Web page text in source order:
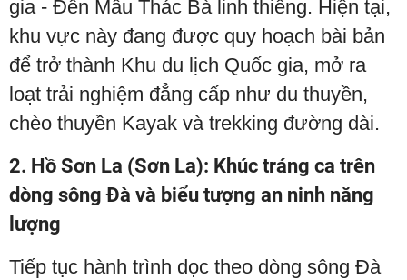
gia - Đền Mẫu Thác Bà linh thiêng. Hiện tại,
khu vực này đang được quy hoạch bài bản
để trở thành Khu du lịch Quốc gia, mở ra
loạt trải nghiệm đẳng cấp như du thuyền,
chèo thuyền Kayak và trekking đường dài.
2. Hồ Sơn La (Sơn La): Khúc tráng ca trên
dòng sông Đà và biểu tượng an ninh năng
lượng
Tiếp tục hành trình dọc theo dòng sông Đà